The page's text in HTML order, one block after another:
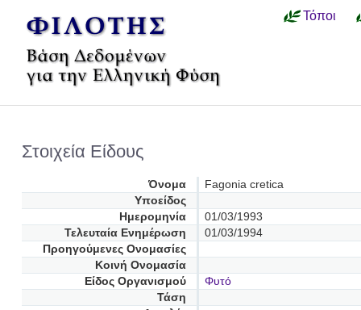
Τόποι
Στοιχεία Είδους
Όνομα
Fagonia cretica
Υποείδος
Ημερομηνία
01/03/1993
Τελευταία Ενημέρωση
01/03/1994
Προηγούμενες Oνομασίες
Κοινή Ονομασία
Είδος Οργανισμού
Φυτό
Τάση